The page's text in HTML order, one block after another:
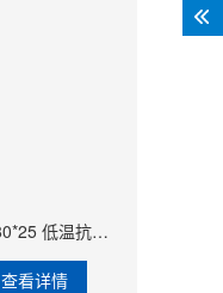
重庆201不锈钢盖板 150*580*25 低温抗裂篦 两江新公园景观排水 耐酸碱
查看详情